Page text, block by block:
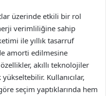
üzerinde etkili bir rol
verimliliğine sahip
ile yıllık tasarruf
amorti edilmesine
akıllı teknolojiler
Kullanıcılar,
seçim yaptıklarında hem